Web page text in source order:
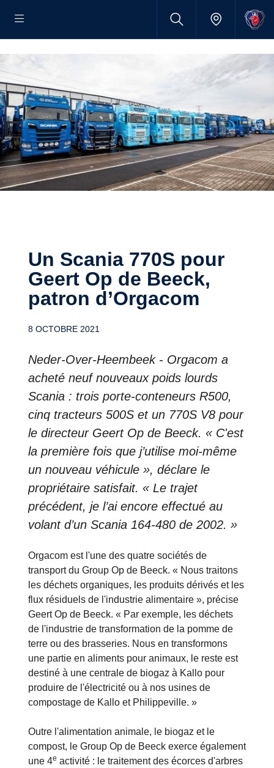
Un Scania 770S pour
Geert Op de Beeck,
patron d’Orgacom
8 OCTOBRE 2021
Neder-Over-Heembeek - Orgacom a
acheté neuf nouveaux poids lourds
Scania : trois porte-conteneurs R500,
cinq tracteurs 500S et un 770S V8 pour
le directeur Geert Op de Beeck. « C'est
la première fois que j’utilise moi-même
un nouveau véhicule », déclare le
propriétaire satisfait. « Le trajet
précédent, je l’ai encore effectué au
volant d’un Scania 164-480 de 2002. »
Orgacom est l'une des quatre sociétés de
transport du Group Op de Beeck. « Nous traitons
les déchets organiques, les produits dérivés et les
flux résiduels de l'industrie alimentaire », précise
Geert Op de Beeck. « Par exemple, les déchets
de l'industrie de transformation de la pomme de
terre ou des brasseries. Nous en transformons
une partie en aliments pour animaux, le reste est
destiné à une centrale de biogaz à Kallo pour
produire de l'électricité ou à nos usines de
compostage de Kallo et Philippeville. »
Outre l'alimentation animale, le biogaz et le
compost, le Group Op de Beeck exerce également
une 4e activité : le traitement des écorces d'arbres